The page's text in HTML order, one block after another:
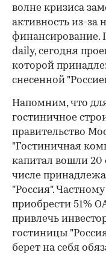
волне кризиса
активность из-за
финансирование.
daily, сегодня
которой
снесенной
Напомним, что
гостиничное
правительство
"Гостиничная
капитал вошли 20
числе
"Россия".
приобрести 51%
привлечь
гостиницы
берет на себя